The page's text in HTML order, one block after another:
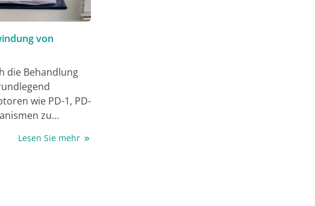
von
die Behandlung
wie PD-1, PD-
zu
der
Lesen Sie mehr